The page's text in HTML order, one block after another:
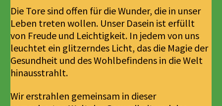
Die Tore sind offen für die Wunder, die in unser
Leben treten wollen. Unser Dasein ist erfüllt
von Freude und Leichtigkeit. In jedem von uns
leuchtet ein glitzerndes Licht, das die Magie der
Gesundheit und des Wohlbefindens in die Welt
hinausstrahlt.
Wir erstrahlen gemeinsam in dieser